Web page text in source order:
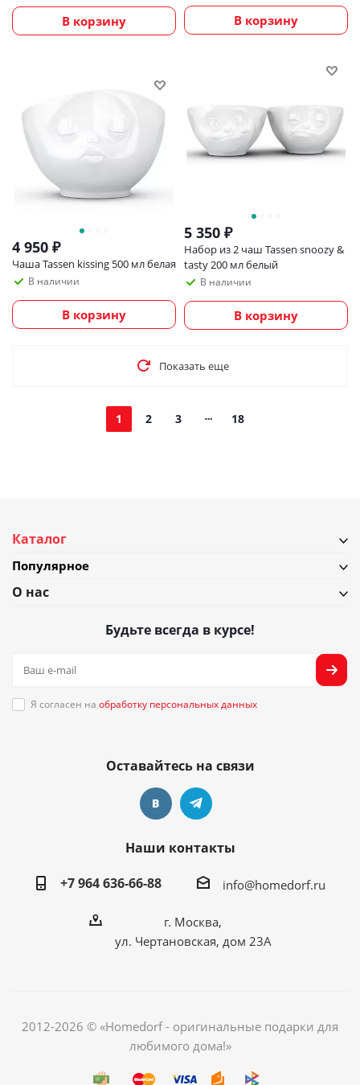
В корзину В корзину
4 950 ₽
Чаша Tassen kissing 500 мл белая
В наличии
В корзину
5 350 ₽
Набор из 2 чаш Tassen snoozy &
tasty 200 мл белый
В наличии
В корзину
Показать еще
1 2 3 18
Каталог
Популярное
О нас
Будьте всегда в курсе!
Я согласен на обработку персональных данных
Оставайтесь на связи
Наши контакты
+7 964 636-66-88
info@homedorf.ru
г. Москва,
ул. Чертановская, дом 23А
2012-2026 © «Homedorf - оригинальные подарки для
любимого дома!»